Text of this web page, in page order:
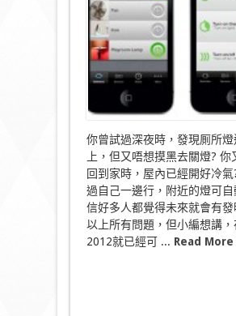
出
現
了！〉
中
你曾試過深夜時，發現厠所燈
上，但又唔想摸黑去關燈? 你
回到家時，屋內已經開好冷氣
過自己一邊行，附近的燈可自
信好多人都覺得未來就會有發
以上所有問題，但小編想講，
2012就已經可 ... Read More